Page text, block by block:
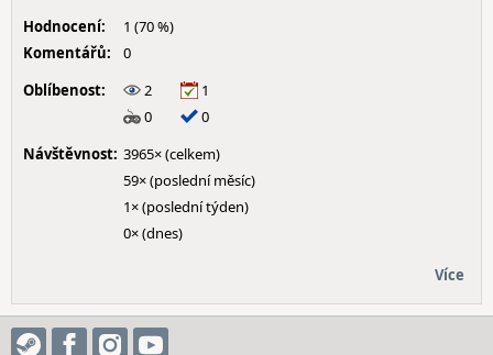
Hodnocení:
1 (70 %)
Komentářů:
0
Oblíbenost:
2
1
0
0
Návštěvnost: 3965× (celkem)
59× (poslední měsíc)
1× (poslední týden)
0× (dnes)
Více